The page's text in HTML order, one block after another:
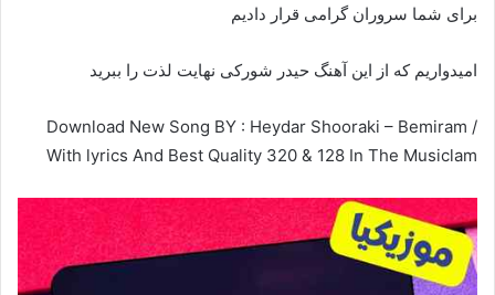
برای شما سروران گرامی قرار دادیم
امیدواریم که از این آهنگ حیدر شورکی نهایت لذت را ببرید
Download New Song BY : Heydar Shooraki – Bemiram /
With lyrics And Best Quality 320 & 128 In The Musiclam